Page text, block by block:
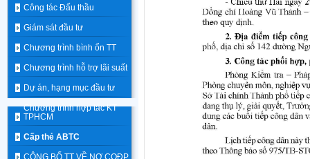
Công tác Đấu thầu
Giám sát đầu tư
Chương trình bình ổn TT
Chương trình hỗ trợ lãi suất
Dự án, hạng mục đầu tư
Chương trình hợp tác KT
TPHCM
Cấp thẻ ABTC
CÔNG BỐ TT VỀ NỢ CQĐP